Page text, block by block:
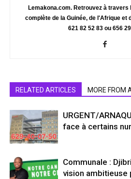
Lemakona.com. Retrouvez à
complète de la Guinée, de l'Afrique et
621 82 52 83 ou 656
RELATED ARTICLES MORE FROM
URGENT/
face à certains
Communale :
vision ambitieuse